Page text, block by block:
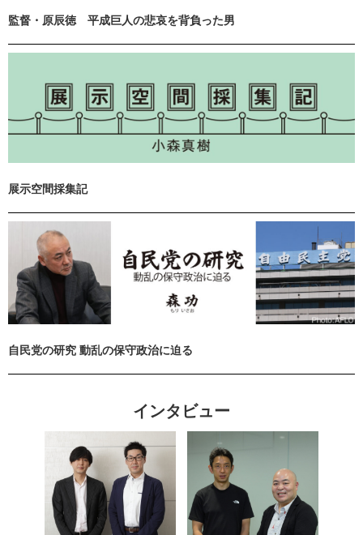
監督・原辰徳 平成巨人の悲哀を背負った男
展示空間採集記
自民党の研究 動乱の保守政治に迫る
インタビュー